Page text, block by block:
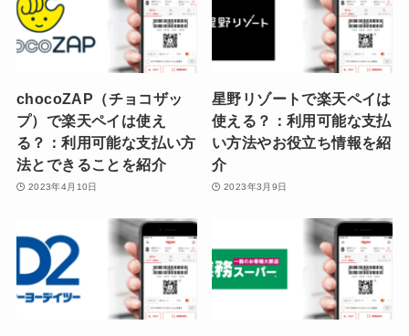
chocoZAP（チョコザッ
プ）で楽天ペイは使え
る？：利用可能な支払い方
法とできることを紹介
2023年4月10日
星野リゾートで楽天ペイは
使える？：利用可能な支払
い方法やお役立ち情報を紹
介
2023年3月9日